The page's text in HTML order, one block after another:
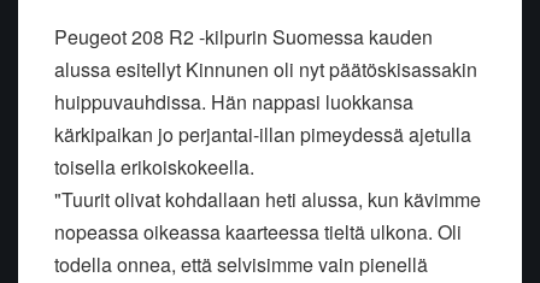
Peugeot 208 R2 -kilpurin Suomessa kauden
alussa esitellyt Kinnunen oli nyt päätöskisassakin
huippuvauhdissa. Hän nappasi luokkansa
kärkipaikan jo perjantai-illan pimeydessä ajetulla
toisella erikoiskokeella.
"Tuurit olivat kohdallaan heti alussa, kun kävimme
nopeassa oikeassa kaarteessa tieltä ulkona. Oli
todella onnea, että selvisimme vain pienellä